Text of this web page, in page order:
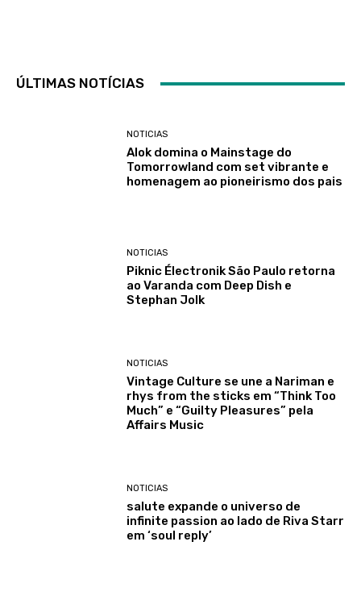
ÚLTIMAS NOTÍCIAS
NOTICIAS
Alok domina o Mainstage do
Tomorrowland com set vibrante e
homenagem ao pioneirismo dos pais
NOTICIAS
Piknic Électronik São Paulo retorna
ao Varanda com Deep Dish e
Stephan Jolk
NOTICIAS
Vintage Culture se une a Nariman e
rhys from the sticks em “Think Too
Much” e “Guilty Pleasures” pela
Affairs Music
NOTICIAS
salute expande o universo de
infinite passion ao lado de Riva Starr
em ‘soul reply’